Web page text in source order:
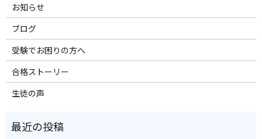
お知らせ
ブログ
受験でお困りの方へ
合格ストーリー
生徒の声